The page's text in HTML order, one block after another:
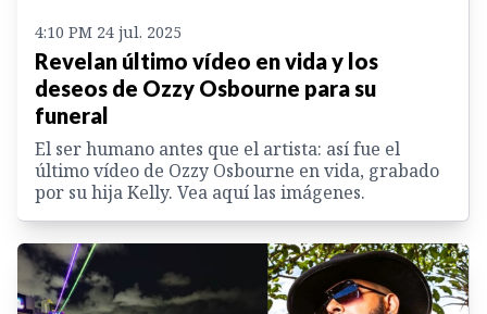
4:10 PM 24 jul. 2025
Revelan último vídeo en vida y los
deseos de Ozzy Osbourne para su
funeral
El ser humano antes que el artista: así fue el
último vídeo de Ozzy Osbourne en vida, grabado
por su hija Kelly. Vea aquí las imágenes.